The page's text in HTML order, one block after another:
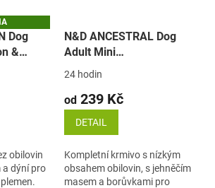
Dog
&
a
obilovin
a dýní pro
N&D ANCESTRAL Dog
Adult Mini
Lamb&Blueberry (jehně a
24 hodin
od 239 Kč
DETAIL
Kompletní krmivo s nízkým
obsahem obilovin, s jehněčím
masem a borůvkami pro